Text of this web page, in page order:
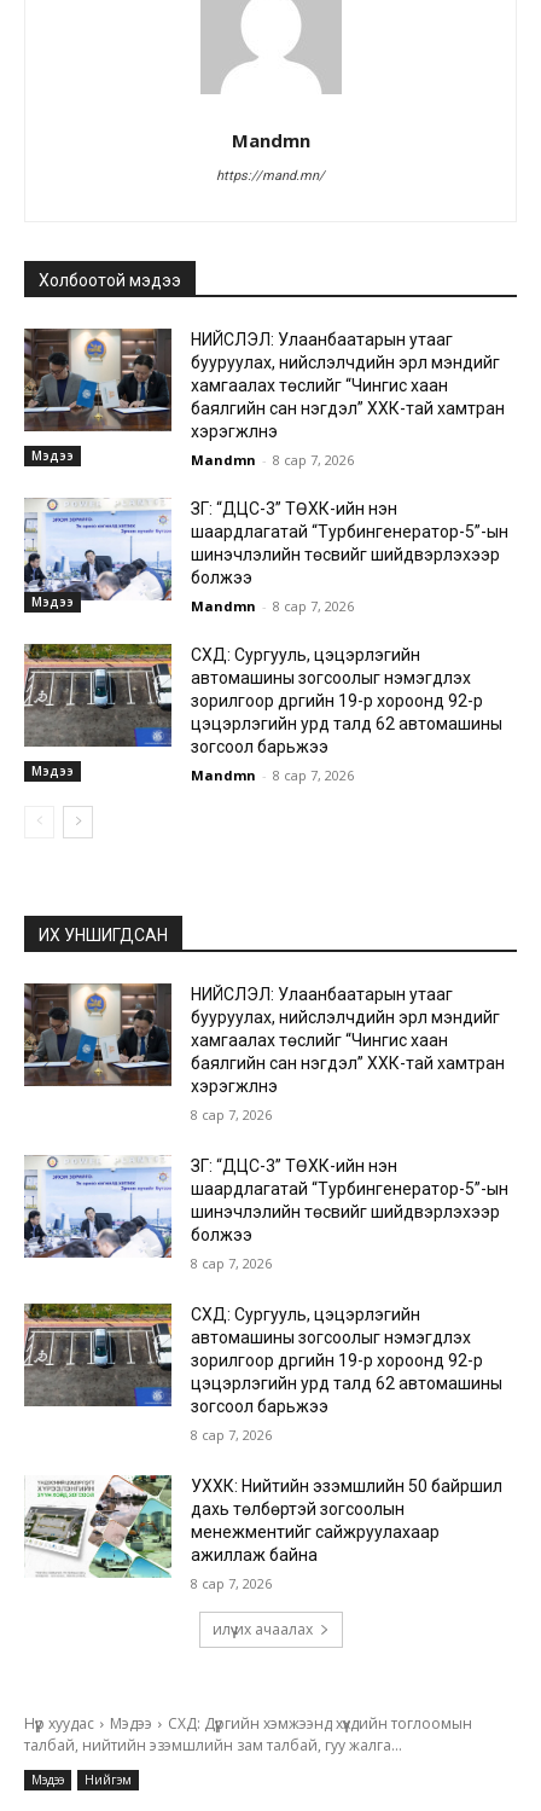
Mandmn
https://mand.mn/
Холбоотой мэдээ
Мэдээ
НИЙСЛЭЛ: Улаанбаатарын утааг
бууруулах, нийслэлчүүдийн эрүүл мэндийг
хамгаалах төслийг “Чингис хаан
баялгийн сан нэгдэл” ХХК-тай хамтран
хэрэгжүүлнэ
Mandmn - 8 сар 7, 2026
Мэдээ
ЗГ: “ДЦС-3” ТӨХК-ийн нэн
шаардлагатай “Турбингенератор-5”-ын
шинэчлэлийн төсвийг шийдвэрлэхээр
болжээ
Mandmn - 8 сар 7, 2026
Мэдээ
СХД: Сургууль, цэцэрлэгийн
автомашины зогсоолыг нэмэгдүүлэх
зорилгоор дүүргийн 19-р хороонд 92-р
цэцэрлэгийн урд талд 62 автомашины
зогсоол барьжээ
Mandmn - 8 сар 7, 2026
ИХ УНШИГДСАН
НИЙСЛЭЛ: Улаанбаатарын утааг
бууруулах, нийслэлчүүдийн эрүүл мэндийг
хамгаалах төслийг “Чингис хаан
баялгийн сан нэгдэл” ХХК-тай хамтран
хэрэгжүүлнэ
8 сар 7, 2026
ЗГ: “ДЦС-3” ТӨХК-ийн нэн
шаардлагатай “Турбингенератор-5”-ын
шинэчлэлийн төсвийг шийдвэрлэхээр
болжээ
8 сар 7, 2026
СХД: Сургууль, цэцэрлэгийн
автомашины зогсоолыг нэмэгдүүлэх
зорилгоор дүүргийн 19-р хороонд 92-р
цэцэрлэгийн урд талд 62 автомашины
зогсоол барьжээ
8 сар 7, 2026
УХХК: Нийтийн эзэмшлийн 50 байршил
дахь төлбөртэй зогсоолын
менежментийг сайжруулахаар
ажиллаж байна
8 сар 7, 2026
илүү их ачаалах